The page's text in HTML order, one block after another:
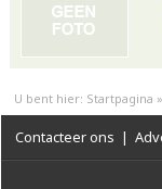
U bent hier: Startpagina »
Contacteer ons |